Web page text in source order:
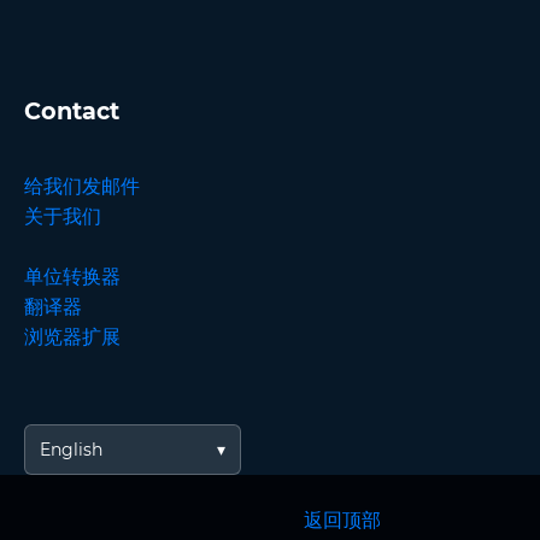
Contact
给我们发邮件
关于我们
单位转换器
翻译器
浏览器扩展
English
返回顶部